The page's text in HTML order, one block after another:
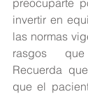
invertir en
las normas
rasgos
Recuerda
que el